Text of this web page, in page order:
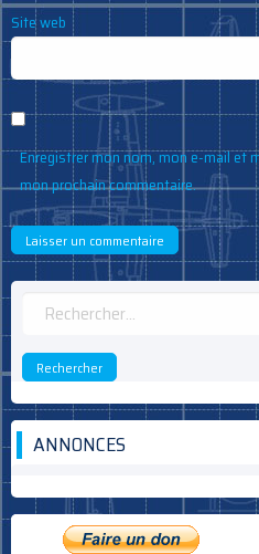
Site web
Enregistrer mon nom, mon e-mail et
mon prochain commentaire.
Rechercher :
ANNONCES